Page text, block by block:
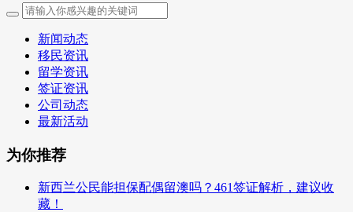
新闻动态
移民资讯
留学资讯
签证资讯
公司动态
最新活动
为你推荐
新西兰公民能担保配偶留澳吗？461签证解析，建议收
藏！